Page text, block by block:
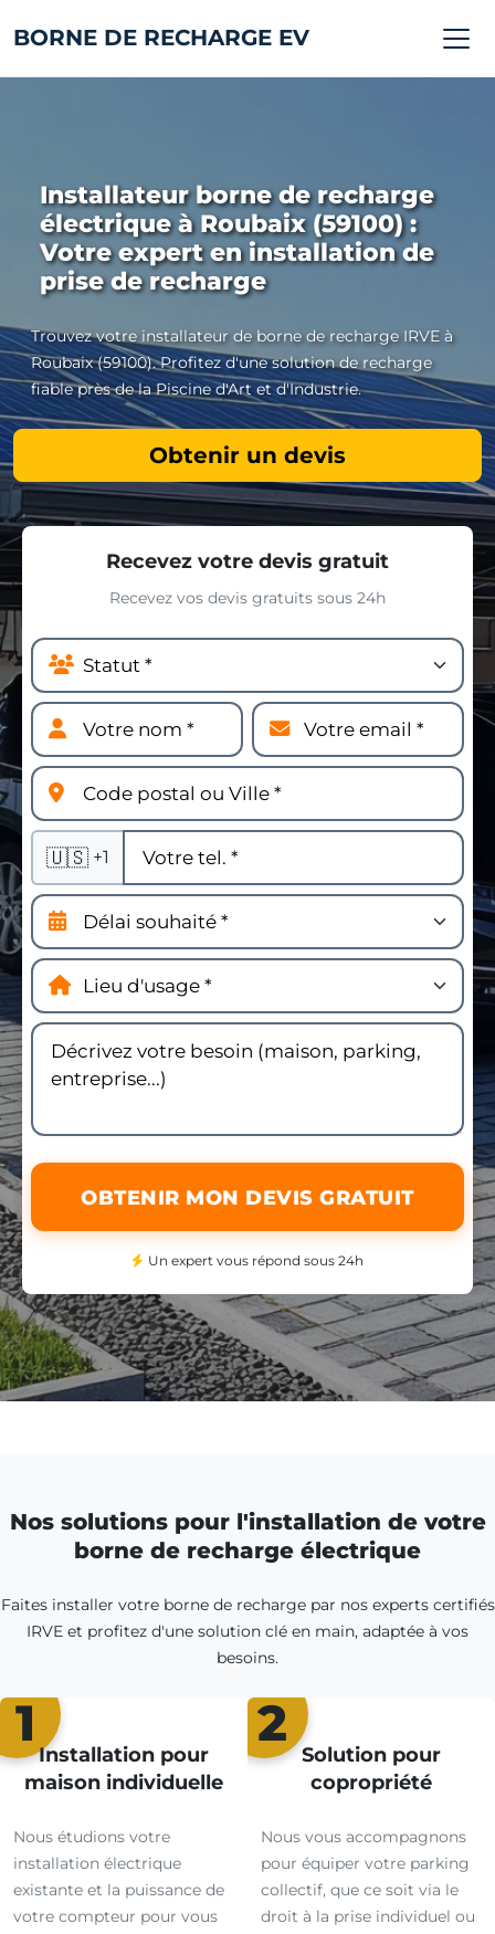
BORNE DE RECHARGE EV
Installateur borne de recharge
électrique à Roubaix (59100) :
Votre expert en installation de
prise de recharge
Trouvez votre installateur de borne de recharge IRVE à
Roubaix (59100). Profitez d'une solution de recharge
fiable près de la Piscine d'Art et d'Industrie.
Obtenir un devis
Recevez votre devis gratuit
Recevez vos devis gratuits sous 24h
🇺🇸 +1
OBTENIR MON DEVIS GRATUIT
Un expert vous répond sous 24h
Nos solutions pour l'installation de votre
borne de recharge électrique
Faites installer votre borne de recharge par nos experts certifiés
IRVE et profitez d'une solution clé en main, adaptée à vos
besoins.
1
Installation pour
maison individuelle
Nous étudions votre
installation électrique
existante et la puissance de
votre compteur pour vous
2
Solution pour
copropriété
Nous vous accompagnons
pour équiper votre parking
collectif, que ce soit via le
droit à la prise individuel ou